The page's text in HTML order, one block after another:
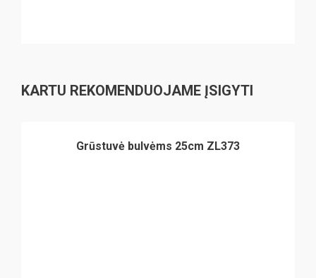
KARTU REKOMENDUOJAME ĮSIGYTI
Grūstuvė bulvėms 25cm ZL373